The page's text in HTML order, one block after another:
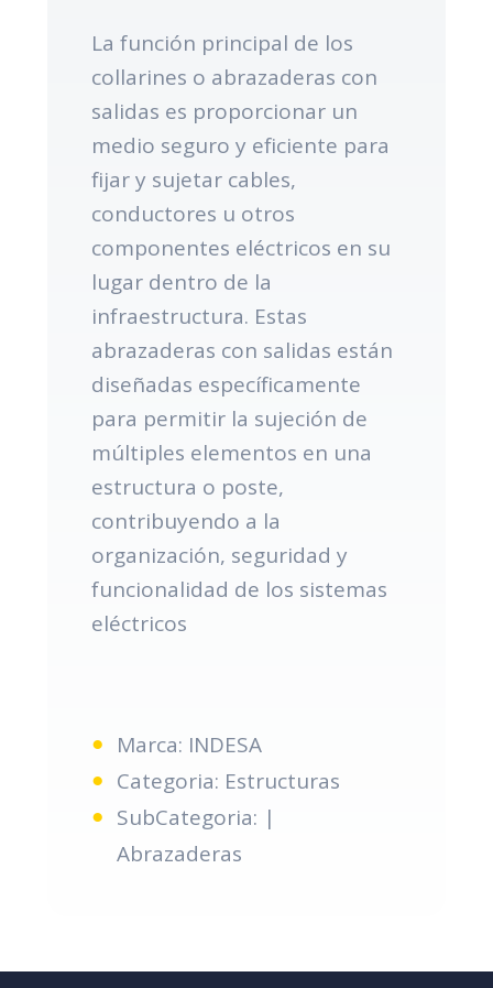
La función principal de los
collarines o abrazaderas con
salidas es proporcionar un
medio seguro y eficiente para
fijar y sujetar cables,
conductores u otros
componentes eléctricos en su
lugar dentro de la
infraestructura. Estas
abrazaderas con salidas están
diseñadas específicamente
para permitir la sujeción de
múltiples elementos en una
estructura o poste,
contribuyendo a la
organización, seguridad y
funcionalidad de los sistemas
eléctricos
Marca: INDESA
Categoria: Estructuras
SubCategoria: |
Abrazaderas